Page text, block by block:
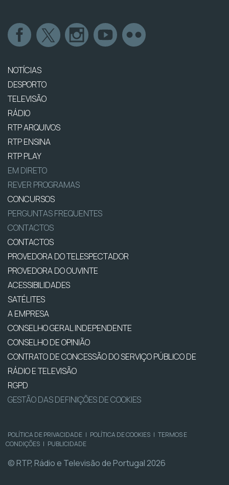
NOTÍCIAS
DESPORTO
TELEVISÃO
RÁDIO
RTP ARQUIVOS
RTP ENSINA
RTP PLAY
EM DIRETO
REVER PROGRAMAS
CONCURSOS
PERGUNTAS FREQUENTES
CONTACTOS
CONTACTOS
PROVEDORA DO TELESPECTADOR
PROVEDORA DO OUVINTE
ACESSIBILIDADES
SATÉLITES
A EMPRESA
CONSELHO GERAL INDEPENDENTE
CONSELHO DE OPINIÃO
CONTRATO DE CONCESSÃO DO SERVIÇO PÚBLICO DE
RÁDIO E TELEVISÃO
RGPD
GESTÃO DAS DEFINIÇÕES DE COOKIES
POLÍTICA DE PRIVACIDADE | POLÍTICA DE COOKIES | TERMOS E
CONDIÇÕES | PUBLICIDADE
© RTP, Rádio e Televisão de Portugal 2026